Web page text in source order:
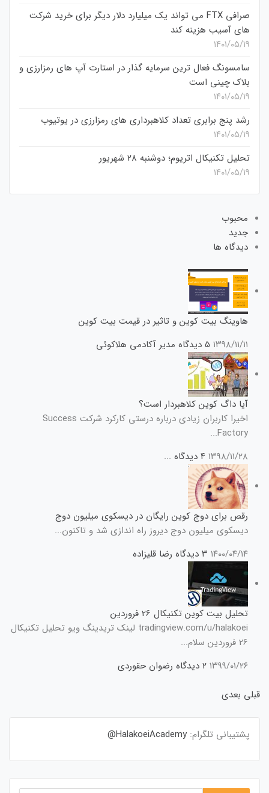
صرافی FTX می تواند یک میلیارد دلار دیگر برای خرید شرکت
های آسیب هزینه کند
۱۴۰۱/۰۵/۱۹
سامسونگ فعال‌ ترین سرمایه‌ گذار در استارت‌ آپ‌ های رمزارزی و
بلاک چینی است
۱۴۰۱/۰۵/۱۹
رشد پنج برابری تعداد کلاهبرداری های رمزارزی در یوتیوب
۱۴۰۱/۰۵/۱۹
تحلیل تکنیکال اتریوم؛ دوشنبه 28 شهریور
۱۴۰۱/۰۵/۱۹
محبوب
جدید
دیدگاه ها
هاوینگ بیت کوین و تاثیر در قیمت بیت کوین
۱۳۹۸/۱۱/۱۱ ۵ دیدگاه مدیر آکادمی هلاکوئی
آیا داگ کوین کلاهبردار است؟
اخیرا کاربران زیادی درباره درستی کارکرد شرکت Success
Factory...
۱۳۹۸/۱۱/۲۸ ۴ دیدگاه ...
رقص برای دوج کوین رایگان در دیسکوی میلیون دوج
دیسکوی میلیون دوج دیروز راه اندازی شد و تاکنون...
۱۴۰۰/۰۴/۱۴ ۳ دیدگاه رضا قلیزاده
تحلیل بیت کوین تکنیکال 26 فروردین
tradingview.com/u/halakoei لینک تریدینگ ویو تحلیل تکنیکال
26 فروردین سلام...
۱۳۹۹/۰۱/۲۶ ۲ دیدگاه
رضوان حقوردی
قبلی بعدی
پشتیبانی تلگرام: HalakoeiAcademy@